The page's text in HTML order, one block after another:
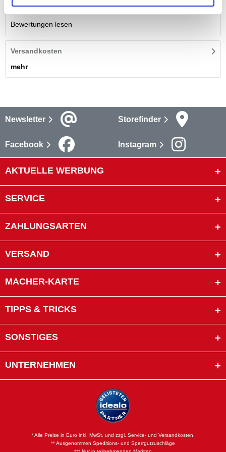
Bewertungen lesen
Versandkosten
mehr
Newsletter Storefinder
Facebook Instagram
AKTUELLE WERBUNG
SERVICE
ZAHLUNGSARTEN
VERSAND
MACHER-KARTE
TIPPS & TRICKS
SONSTIGES
UNTERNEHMEN
* Alle Preise in Euro inkl. MwSt. und zzgl. Service- und Versandkosten.
** Ausgenommen Speditions- und Sperrgutzuschläge